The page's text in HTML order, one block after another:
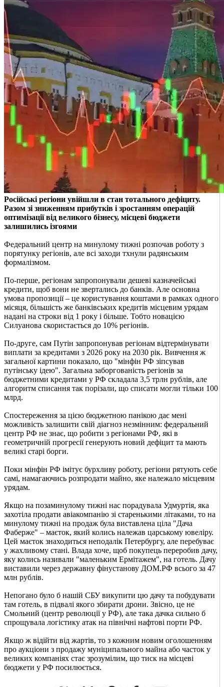
Російські регіони увійшли в стан тотального дефіциту.
Разом зі зниженням прибутків і зростанням операцій
оптимізації від великого бізнесу, місцеві бюджети
залишились ізгоями
Федеральний центр на минулому тижні розпочав роботу з
порятунку регіонів, але всі заходи тхнули радянським
формалізмом.
По-перше, регіонам запропонували дешеві казначейські
кредити, щоб вони не звертались до банків. Але основна
умова пропозиції – це користування коштами в рамках одного
місяця, більшість же банківських кредитів місцевим урядам
надані на строки від 1 року і більше. Тобто новацією
Силуанова скористається до 10% регіонів.
По-друге, сам Путін запропонував регіонам відтермінувати
виплати за кредитами з 2026 року на 2030 рік. Вивчення ж
загальної картини показало, що "мінфін РФ зіпсував
путінську ідею". Загальна заборгованість регіонів за
бюджетними кредитами у РФ складала 3,5 трлн рублів, але
алгоритм списання так порізали, що списати могли тільки 100
млрд.
Спостереження за цією бюджетною панікою дає мені
можливість залишити свій діагноз незмінним: федеральний
центр РФ не знає, що робити з регіонами РФ, які в
геометричній прогресії генерують новий дефіцит та мають
великі старі борги.
Поки мінфін РФ імітує бурхливу роботу, регіони рятують себе
самі, намагаючись розпродати майно, яке належало місцевим
урядам.
Якщо на позаминулому тижні нас порадувала Удмуртія, яка
захотіла продати авіакомпанію зі старенькими літаками, то на
минулому тижні на продаж була виставлена ціла "Дача
Фаберже" – маєток, який колись належав царському ювеліру.
Цей маєток знаходиться неподалік Петербургу, але перебуває
у жахливому стані. Влада хоче, щоб покупець переробив дачу,
яку колись називали "маленьким Ермітажем", на готель. Дачу
виставили через державну фінустанову ДОМ.РФ всього за 47
млн рублів.
Непогано було б нашій СБУ викупити цю дачу та побудувати
там готель, в підвалі якого збирати дрони. Звісно, це не
Смольний (центр революції у РФ), але така дачка сильно б
спрощувала логістику атак на північні нафтові порти РФ.
Якщо ж відійти від жартів, то з кожним новим оголошенням
про аукціони з продажу муніципального майна або часток у
великих компаніях стає зрозумілим, що тиск на місцеві
бюджети у РФ посилюється.